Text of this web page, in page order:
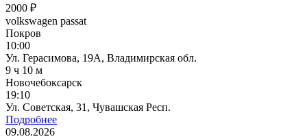
2000 ₽
volkswagen passat
Покров
10:00
Ул. Герасимова, 19А, Владимирская обл.
9 ч 10 м
Новочебоксарск
19:10
Ул. Советская, 31, Чувашская Респ.
Подробнее
09.08.2026